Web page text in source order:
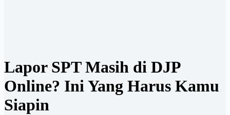
Lapor SPT Masih di DJP
Online? Ini Yang Harus Kamu
Siapin